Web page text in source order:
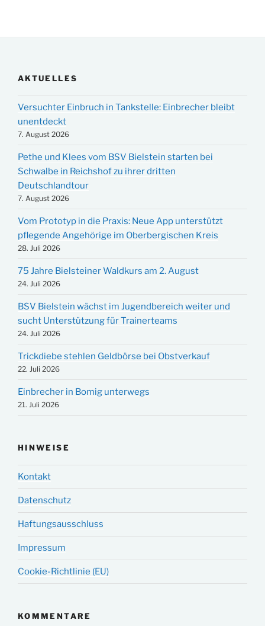
AKTUELLES
Versuchter Einbruch in Tankstelle: Einbrecher bleibt
unentdeckt
7. August 2026
Pethe und Klees vom BSV Bielstein starten bei
Schwalbe in Reichshof zu ihrer dritten
Deutschlandtour
7. August 2026
Vom Prototyp in die Praxis: Neue App unterstützt
pflegende Angehörige im Oberbergischen Kreis
28. Juli 2026
75 Jahre Bielsteiner Waldkurs am 2. August
24. Juli 2026
BSV Bielstein wächst im Jugendbereich weiter und
sucht Unterstützung für Trainerteams
24. Juli 2026
Trickdiebe stehlen Geldbörse bei Obstverkauf
22. Juli 2026
Einbrecher in Bomig unterwegs
21. Juli 2026
HINWEISE
Kontakt
Datenschutz
Haftungsausschluss
Impressum
Cookie-Richtlinie (EU)
KOMMENTARE